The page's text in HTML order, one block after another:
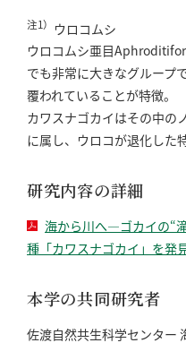
注1） ウロコムシ
ウロコムシ亜目
でも非常に大きなグループ
覆われていることが特徴。
カワスナゴカイはその中の
に属し、ウロコが退化した
研究内容の詳細
海から川へ―ゴカイの“
種「カワスナゴカイ」を発
本学の共同研究者
佐渡自然共生科学センタ